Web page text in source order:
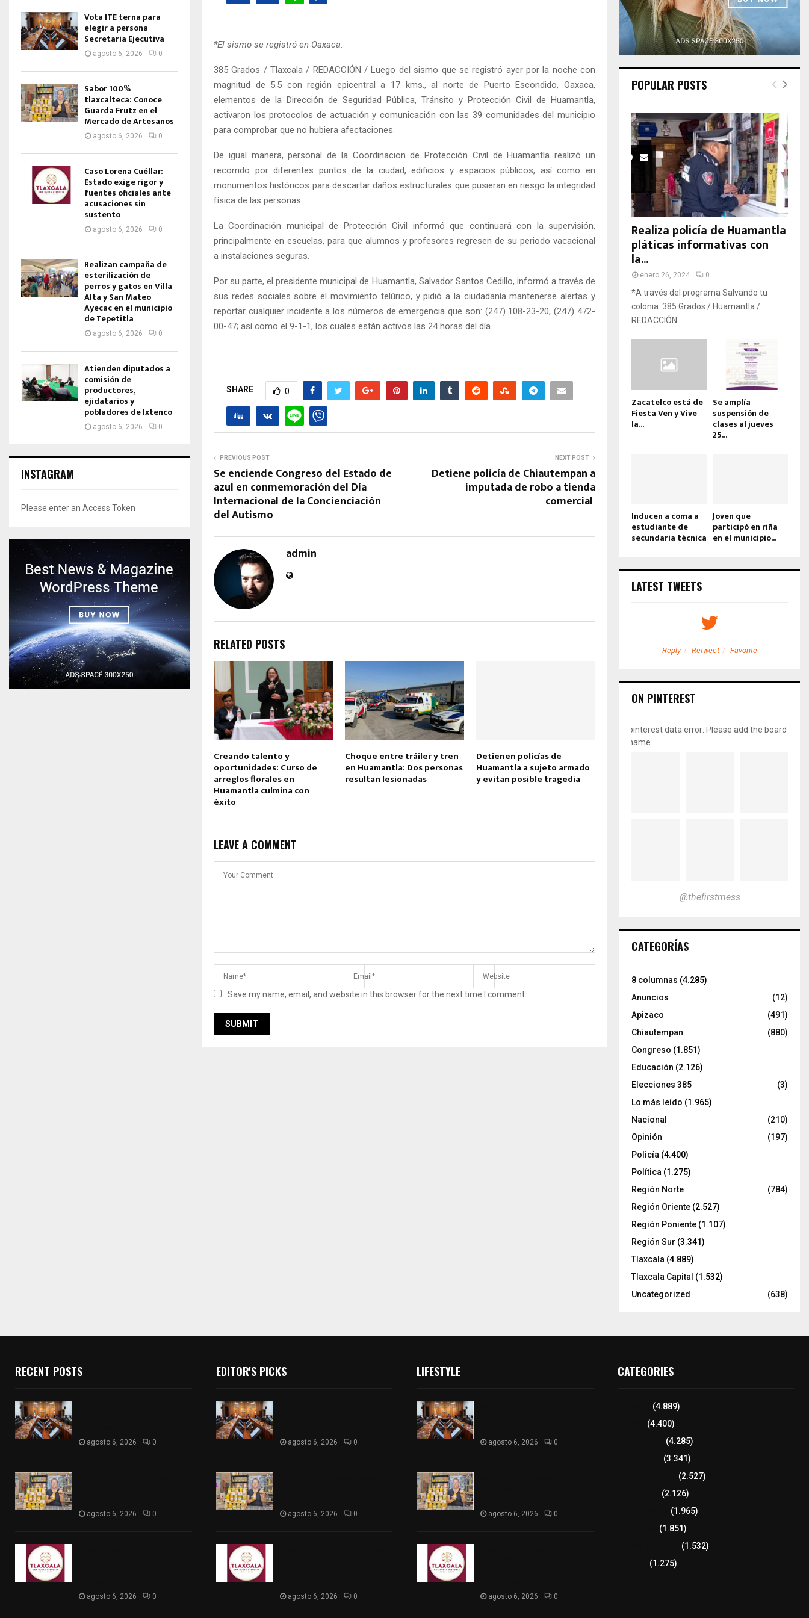
*El sismo se registró en Oaxaca.
385 Grados / Tlaxcala / REDACCIÓN / Luego del sismo que se registró ayer por la noche con
magnitud de 5.5 con región epicentral a 17 kms., al norte de Puerto Escondido, Oaxaca,
elementos de la Dirección de Seguridad Pública, Tránsito y Protección Civil de Huamantla,
activaron los protocolos de actuación y comunicación con las 39 comunidades del municipio
para comprobar que no hubiera afectaciones.
De igual manera, personal de la Coordinacion de Protección Civil de Huamantla realizó un
recorrido por diferentes puntos de la ciudad, edificios y espacios públicos, así como en
monumentos históricos para descartar daños estructurales que pusieran en riesgo la integridad
física de las personas.
La Coordinación municipal de Protección Civil informó que continuará con la supervisión,
principalmente en escuelas, para que alumnos y profesores regresen de su periodo vacacional
a instalaciones seguras.
Por su parte, el presidente municipal de Huamantla, Salvador Santos Cedillo, informó a través de
sus redes sociales sobre el movimiento telúrico, y pidió a la ciudadanía mantenerse alertas y
reportar cualquier incidente a los números de emergencia que son: (247) 108-23-20, (247) 472-
00-47; así como el 9-1-1, los cuales están activos las 24 horas del día.
SHARE 0
PREVIOUS POST
Se enciende Congreso del Estado de
azul en conmemoración del Día
Internacional de la Concienciación
del Autismo
NEXT POST
Detiene policía de Chiautempan a
imputada de robo a tienda
comercial
admin
RELATED POSTS
Creando talento y
oportunidades: Curso de
arreglos florales en
Huamantla culmina con
éxito
Choque entre tráiler y tren
en Huamantla: Dos personas
resultan lesionadas
Detienen policías de
Huamantla a sujeto armado
y evitan posible tragedia
LEAVE A COMMENT
Save my name, email, and website in this browser for the next time I comment.
Vota ITE terna para
elegir a persona
Secretaria Ejecutiva
agosto 6, 2026 0
Sabor 100%
tlaxcalteca: Conoce
Guarda Frutz en el
Mercado de Artesanos
agosto 6, 2026 0
Caso Lorena Cuéllar:
Estado exige rigor y
fuentes oficiales ante
acusaciones sin
sustento
agosto 6, 2026 0
Realizan campaña de
esterilización de
perros y gatos en Villa
Alta y San Mateo
Ayecac en el municipio
de Tepetitla
agosto 6, 2026 0
Atienden diputados a
comisión de
productores,
ejidatarios y
pobladores de Ixtenco
agosto 6, 2026 0
INSTAGRAM
Please enter an Access Token
POPULAR POSTS
Realiza policía de Huamantla
pláticas informativas con
la...
enero 26, 2024 0
*A través del programa Salvando tu
colonia. 385 Grados / Huamantla /
REDACCIÓN...
Zacatelco está de
Fiesta Ven y Vive
la...
Se amplía
suspensión de
clases al jueves
25...
Inducen a coma a
estudiante de
secundaria técnica
Joven que
participó en riña
en el municipio...
LATEST TWEETS
Reply Retweet Favorite
ON PINTEREST
pinterest data error: Please add the board
name
@thefirstmess
CATEGORÍAS
8 columnas (4.285)
Anuncios
(12)
Apizaco
(491)
Chiautempan
(880)
Congreso (1.851)
Educación (2.126)
Elecciones 385
(3)
Lo más leído (1.965)
Nacional
(210)
Opinión
(197)
Policía (4.400)
Política (1.275)
Región Norte
(784)
Región Oriente (2.527)
Región Poniente (1.107)
Región Sur (3.341)
Tlaxcala (4.889)
Tlaxcala Capital (1.532)
Uncategorized
(638)
RECENT POSTS
agosto 6, 2026 0
agosto 6, 2026 0
agosto 6, 2026 0
EDITOR'S PICKS
agosto 6, 2026 0
agosto 6, 2026 0
agosto 6, 2026 0
LIFESTYLE
agosto 6, 2026 0
agosto 6, 2026 0
agosto 6, 2026 0
CATEGORIES
(4.889)
(4.400)
(4.285)
(3.341)
(2.527)
(2.126)
(1.965)
(1.851)
(1.532)
(1.275)